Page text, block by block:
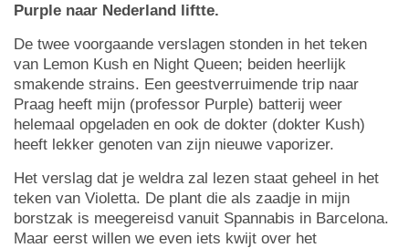
Purple naar Nederland liftte.
De twee voorgaande verslagen stonden in het teken
van Lemon Kush en Night Queen; beiden heerlijk
smakende strains. Een geestverruimende trip naar
Praag heeft mijn (professor Purple) batterij weer
helemaal opgeladen en ook de dokter (dokter Kush)
heeft lekker genoten van zijn nieuwe vaporizer.
Het verslag dat je weldra zal lezen staat geheel in het
teken van Violetta. De plant die als zaadje in mijn
borstzak is meegereisd vanuit Spannabis in Barcelona.
Maar eerst willen we even iets kwijt over het